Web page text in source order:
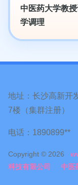
中医药大学教
学调理
地址：长沙高新开
7楼（集群注册）
电话：1890899**
Copyright © 2026
科技有限公司
中医